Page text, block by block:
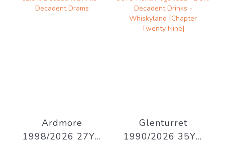
Ardmore
1998/2026 27YO
Glenturret
1990/2026 35YO